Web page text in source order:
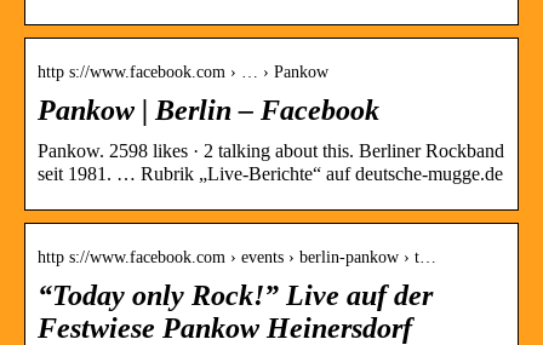
http s://www.facebook.com › … › Pankow
Pankow | Berlin – Facebook
Pankow. 2598 likes · 2 talking about this. Berliner Rockband
seit 1981. … Rubrik „Live-Berichte“ auf deutsche-mugge.de
http s://www.facebook.com › events › berlin-pankow › t…
“Today only Rock!” Live auf der
Festwiese Pankow Heinersdorf